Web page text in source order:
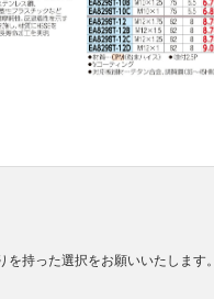
持った選択をお願いいたします。